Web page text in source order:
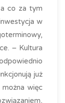
co za tym
w
– Kultura
już
więc